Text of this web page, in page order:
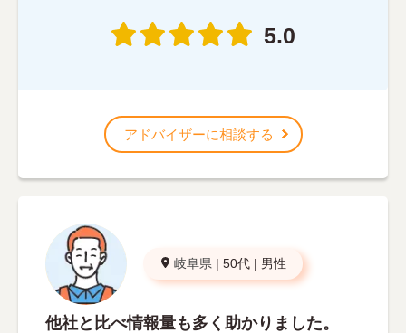
5.0
アドバイザーに相談する
岐阜県 | 50代 | 男性
他社と比べ情報量も多く助かりました。